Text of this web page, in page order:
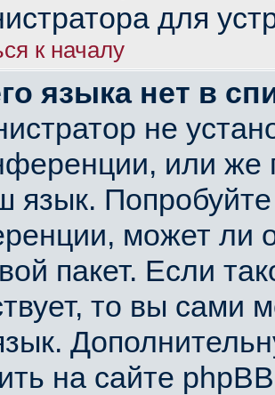
для
к началу
языка нет в
не
или же
язык.
может ли
пакет. Если
то вы сами
на сайте